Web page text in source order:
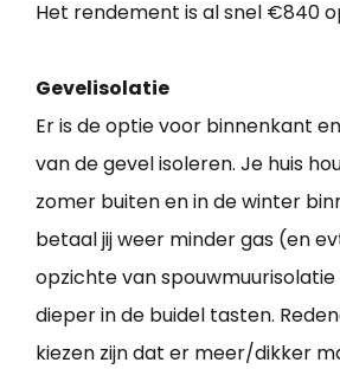
Het rendement is al snel €840
Gevelisolatie
Er is de optie voor binnenkant
van de gevel isoleren. Je huis
zomer buiten en in de winter
betaal jij weer minder gas (en
opzichte van
dieper in de buidel tasten.
kiezen zijn dat er meer/dikker